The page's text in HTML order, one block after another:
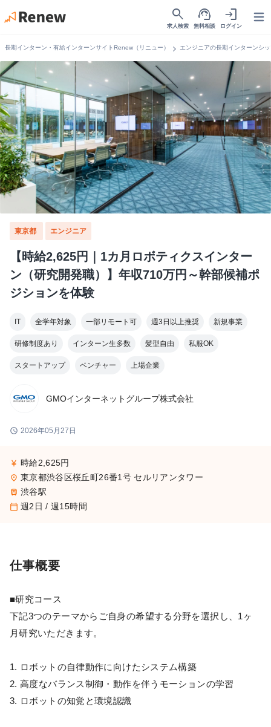
search
求人検索
support_agent
無料相談
login
ログイン
長期インターン・有給インターンサイトRenew（リニュー） chevron_right エンジニアの長期インターンシ
東京都 エンジニア
【時給2,625円｜1カ月ロボティクスインター
ン（研究開発職）】年収710万円～幹部候補ポ
ジションを体験
IT 全学年対象 一部リモート可 週3日以上推奨 新規事業
研修制度あり インターン生多数 髪型自由 私服OK
スタートアップ ベンチャー 上場企業
GMOインターネットグループ株式会社
schedule 2026年05月27日
currency_yen 時給2,625円
place 東京都渋谷区桜丘町26番1号 セルリアンタワー
train 渋谷駅
calendar_today 週2日 / 週15時間
仕事概要
■研究コース
下記3つのテーマからご自身の希望する分野を選択し、1ヶ
月研究いただきます。
1. ロボットの自律動作に向けたシステム構築
2. 高度なバランス制御・動作を伴うモーションの学習
3. ロボットの知覚と環境認識